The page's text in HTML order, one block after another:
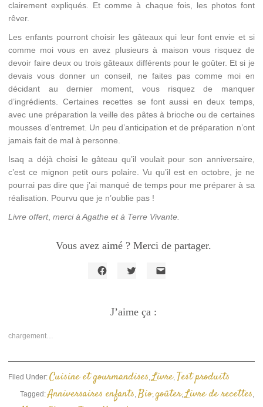
clairement expliqués. Et comme à chaque fois, les photos font
rêver.
Les enfants pourront choisir les gâteaux qui leur font envie et si
comme moi vous en avez plusieurs à maison vous risquez de
devoir faire deux ou trois gâteaux différents pour le goûter. Et si je
devais vous donner un conseil, ne faites pas comme moi en
décidant au dernier moment, vous risquez de manquer
d’ingrédients. Certaines recettes se font aussi en deux temps,
avec une préparation la veille des pâtes à brioche ou de certaines
mousses d’entremet. Un peu d’anticipation et de préparation n’ont
jamais fait de mal à personne.
Isaq a déjà choisi le gâteau qu’il voulait pour son anniversaire,
c’est ce mignon petit ours polaire. Vu qu’il est en octobre, je ne
pourrai pas dire que j’ai manqué de temps pour me préparer à sa
réalisation. Pourvu que je n’oublie pas !
Livre offert,merci à Agathe et à Terre Vivante.
Vous avez aimé ? Merci de partager.
Facebook(ouvre
dans
Twitter(ouvre
dans
dans
une
nouvelle
fenêtre)
J’aime ça :
chargement…
Filed Under:Cuisine et gourmandises,Livre, Test produits
Tagged:Anniversaires enfants,Bio,goûter,Livre de recettes,